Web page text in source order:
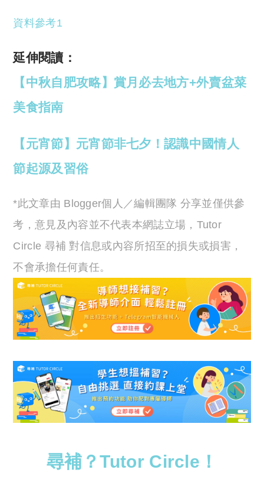
資料參考1
延伸閱讀：
【中秋自肥攻略】賞月必去地方+外賣盆菜
美食指南
【元宵節】元宵節非七夕！認識中國情人
節起源及習俗
*此文章由 Blogger個人／編輯團隊 分享並僅供參
考，意見及內容並不代表本網誌立場，Tutor
Circle 尋補 對信息或內容所招至的損失或損害，
不會承擔任何責任。
尋補？Tutor Circle！